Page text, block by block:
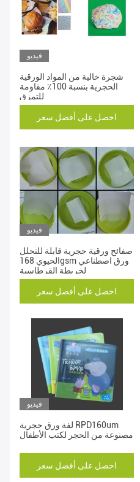
فيديو
شجرة خالية من المواد الورقية
الحجرية بنسبة 100٪ مقاومة
للتمزق
احصل على أفضل سعر
فيديو
صفائح ورقية حجرية قابلة للتحلل
الحيوي 168gsm ورق اصطناعي
لخريطة القرطاسية
احصل على أفضل سعر
فيديو
لفة ورق حجرية RPD160um
مصنوعة من الحجر لكتب الأطفال
احصل على أفضل سعر